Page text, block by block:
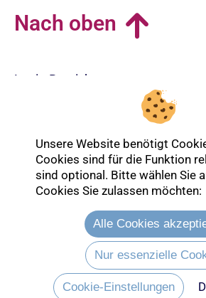
Nach oben
Login-Bereich
Entdecken Sie mehr
Unsere Website benötigt
Cookies sind für die Funktion
sind optional. Bitte wählen Sie
Cookies Sie zulassen möchten:
Alle Cookies
Nur essenzielle
Cookie-Einstellungen